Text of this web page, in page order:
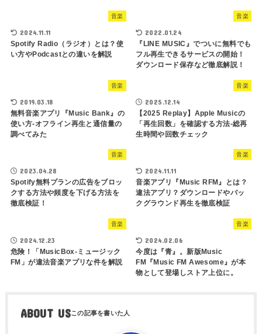
音楽
2024.11.11
Spotify Radio（ラジオ）とは？使
い方やPodcastとの違いを解説
音楽
2022.01.24
『LINE MUSIC』でついに無料でも
フル再生できるサービスの開始！
ダウンロード保存など徹底解説！
音楽
2019.03.18
無料音楽アプリ『Music Bank』の
使い方-オフライン再生と通信量の
調べてみた
音楽
2025.12.14
【2025 Replay】Apple Musicの
「再生回数」を確認する方法-総再
生時間や回数チェック
音楽
2023.04.28
Spotify無料プランの広告をブロッ
クする方法や頻度を下げる方法を
徹底検証！
音楽
2024.11.11
音楽アプリ『Music RFM』とは？
違法アプリ？ダウンロードやバッ
クグラウンド再生を徹底検証
音楽
2024.12.23
危険！「MusicBox-ミュージック
FM」が違法音楽アプリな件を解説
音楽
2024.02.06
今度は『青』。新版Music
FM『Music FM Awesome』が本
物として登場しストア上位に。
ABOUT US